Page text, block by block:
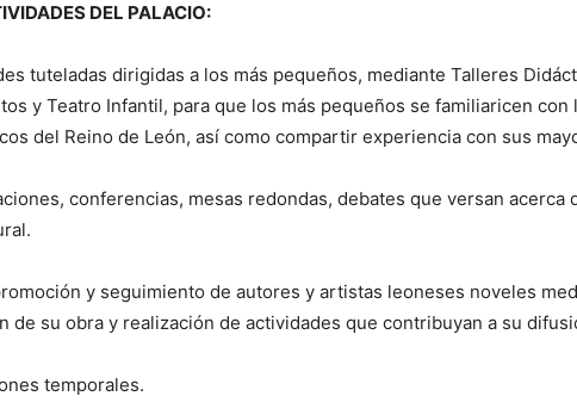
DEL PALACIO:
tuteladas dirigidas a los más pequeños, mediante Talleres
y Teatro Infantil, para que los más pequeños se familiaricen con
del Reino de León, así como compartir experiencia con sus
conferencias, mesas redondas, debates que versan acerca
y seguimiento de autores y artistas leoneses noveles
de su obra y realización de actividades que contribuyan a su
temporales.